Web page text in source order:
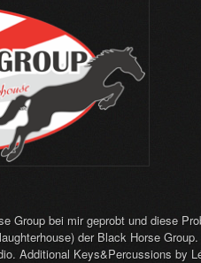
Group bei mir geprobt und diese
der Black Horse
Additional Keys&Percussions by